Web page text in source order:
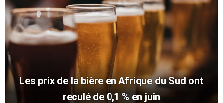
Les prix de la bière en Afrique du Sud ont
reculé de 0,1 % en juin